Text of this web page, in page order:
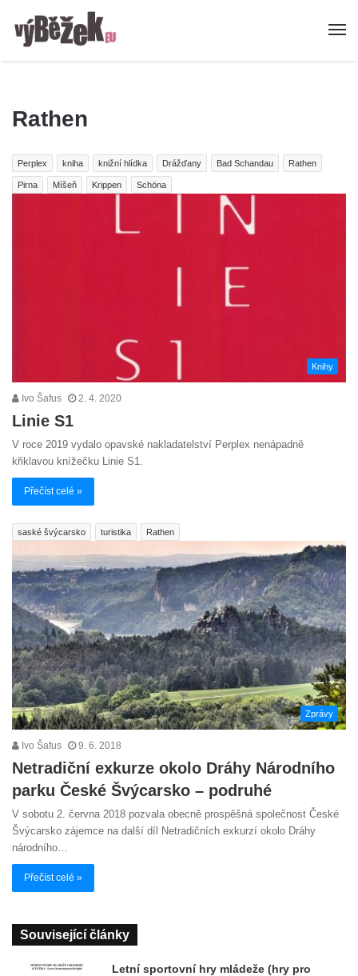
Rathen
Perplex kniha knižní hlídka Drážďany Bad Schandau Rathen
Pirna Míšeň Krippen Schöna
Knihy
Ivo Šafus 2. 4. 2020
Linie S1
V roce 2019 vydalo opavské nakladatelství Perplex nenápadně
křiklavou knížečku Linie S1.
Přečíst celé »
saské švýcarsko turistika Rathen
Zprávy
Ivo Šafus 9. 6. 2018
Netradiční exkurze okolo Dráhy Národního
parku České Švýcarsko – podruhé
V sobotu 2. června 2018 pozvala obecně prospěšná společnost České
Švýcarsko zájemce na další díl Netradičních exkurzí okolo Dráhy
národního…
Přečíst celé »
Související články
Letní sportovní hry mládeže (hry pro